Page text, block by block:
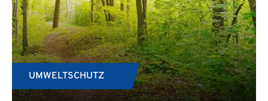
UMWELTSCHUTZ